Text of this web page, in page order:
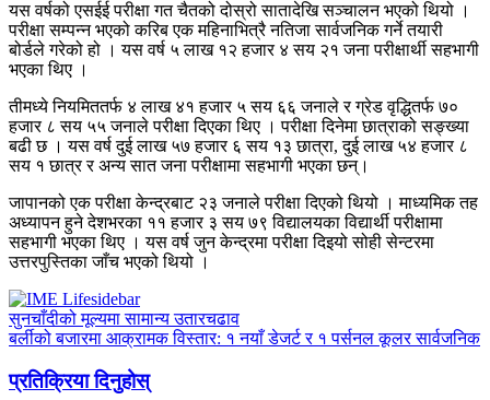
यस वर्षको एसईई परीक्षा गत चैतको दोस्रो सातादेखि सञ्चालन भएको थियो ।
परीक्षा सम्पन्न भएको करिब एक महिनाभित्रै नतिजा सार्वजनिक गर्ने तयारी
बोर्डले गरेको हो । यस वर्ष ५ लाख १२ हजार ४ सय २१ जना परीक्षार्थी सहभागी
भएका थिए ।
तीमध्ये नियमिततर्फ ४ लाख ४१ हजार ५ सय ६६ जनाले र ग्रेड वृद्धितर्फ ७०
हजार ८ सय ५५ जनाले परीक्षा दिएका थिए । परीक्षा दिनेमा छात्राको सङ्ख्या
बढी छ । यस वर्ष दुई लाख ५७ हजार ६ सय १३ छात्रा, दुई लाख ५४ हजार ८
सय १ छात्र र अन्य सात जना परीक्षामा सहभागी भएका छन्।
जापानको एक परीक्षा केन्द्रबाट २३ जनाले परीक्षा दिएको थियो । माध्यमिक तह
अध्यापन हुने देशभरका ११ हजार ३ सय ७९ विद्यालयका विद्यार्थी परीक्षामा
सहभागी भएका थिए । यस वर्ष जुन केन्द्रमा परीक्षा दिइयो सोही सेन्टरमा
उत्तरपुस्तिका जाँच भएको थियो ।
सुनचाँदीको मूल्यमा सामान्य उतारचढाव
बर्लीको बजारमा आक्रामक विस्तार: १ नयाँ डेजर्ट र १ पर्सनल कूलर सार्वजनिक
प्रतिक्रिया दिनुहोस्